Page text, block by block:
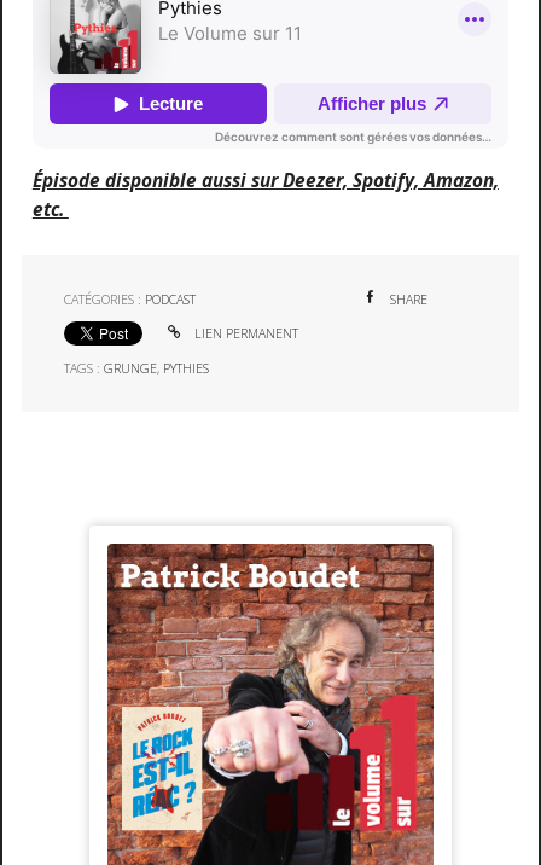
Épisode disponible aussi sur Deezer, Spotify, Amazon,
etc.
CATÉGORIES : PODCAST SHARE
LIEN PERMANENT
TAGS :GRUNGE, PYTHIES